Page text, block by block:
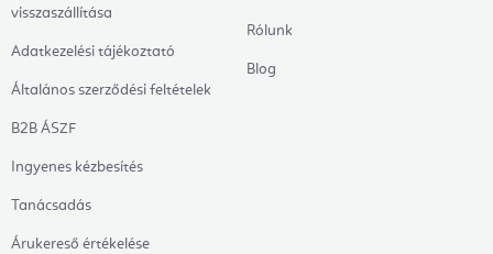
visszaszállítása
Adatkezelési tájékoztató
Általános szerződési feltételek
B2B ÁSZF
Ingyenes kézbesítés
Tanácsadás
Árukereső értékelése
Rólunk
Blog